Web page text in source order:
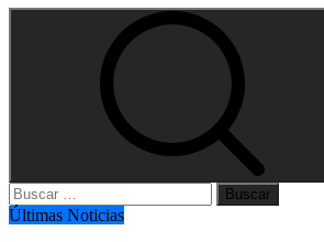
Buscar:
Últimas Noticias